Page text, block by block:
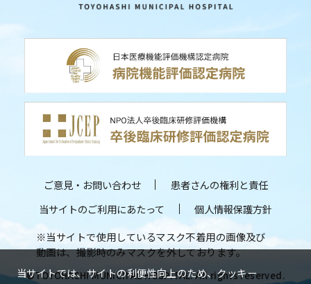
ご意見・お問い合わせ
患者さんの権利と責任
当サイトのご利用にあたって
個人情報保護方針
※当サイトで使用しているマスク不着用の画像及び
動画は、撮影時のみマスクを外しております。
©TOYOHASHI MUNICIPAL HOSPITAL. All rights reserved.
当サイトでは、サイトの利便性向上のため、クッキー